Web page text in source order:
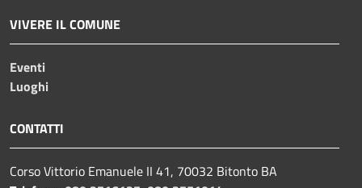
VIVERE IL COMUNE
Eventi
Luoghi
CONTATTI
Corso Vittorio Emanuele II 41, 70032 Bitonto BA